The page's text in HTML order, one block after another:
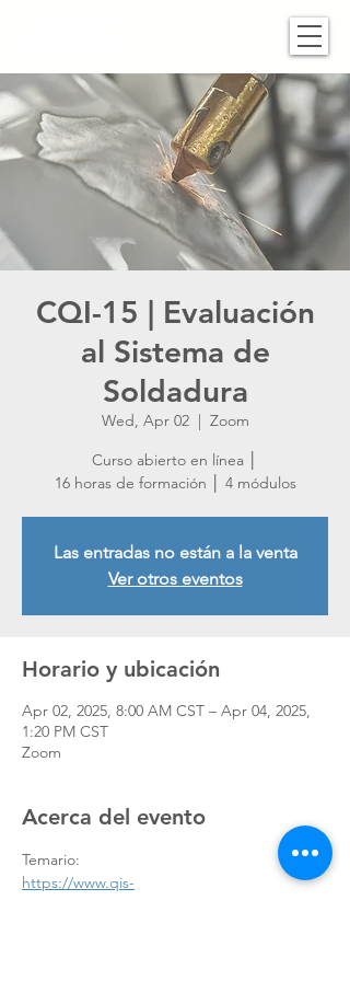
CQI-15 | Evaluación
al Sistema de
Soldadura
Wed, Apr 02
  |
Zoom
Curso abierto en línea │
16 horas de formación │ 4 módulos
Las entradas no están a la venta
Ver otros eventos
Horario y ubicación
Apr 02, 2025, 8:00 AM CST – Apr 04, 2025,
1:20 PM CST
Zoom
Acerca del evento
Temario:
https://www.qis-